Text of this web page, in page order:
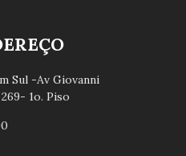
Sul -Av Giovanni
1o. Piso